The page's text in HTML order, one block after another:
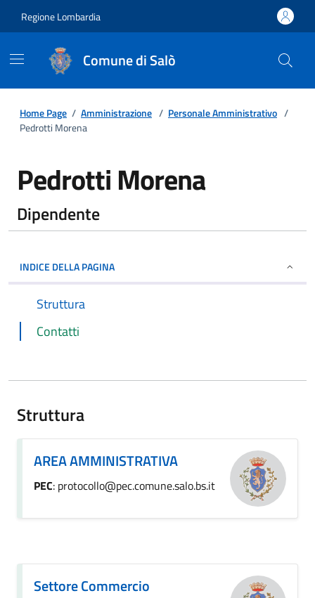
Regione Lombardia
Comune di Salò
Home Page / Amministrazione / Personale Amministrativo /
Pedrotti Morena
Pedrotti Morena
Dipendente
INDICE DELLA PAGINA
Struttura
Contatti
Struttura
AREA AMMINISTRATIVA
PEC: protocollo@pec.comune.salo.bs.it
Settore Commercio